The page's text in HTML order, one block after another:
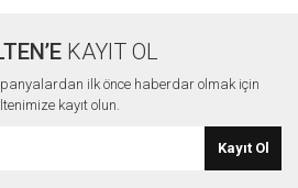
Yorum Yaz
eksik bilgiler bulunuyor.
daha pahalı.
KAYIT OL
ilk önce haberdar olmak için
kayıt olun.
Kayıt Ol